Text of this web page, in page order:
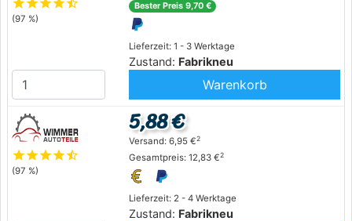
starstarstarstarstar_half
(97 %)
Lieferzeit: 1 - 3 Werktage
Zustand: Fabrikneu
Bester Preis 9,70 €
Warenkorb
starstarstarstarstar_half
(97 %)
Lieferzeit: 2 - 4 Werktage
Zustand: Fabrikneu
5,88 €
Versand: 6,95 €2
Gesamtpreis: 12,83 €2